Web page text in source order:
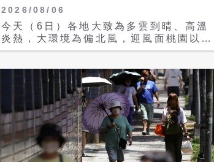
2026/08/06
今天（6日）各地大致為多雲到晴、高溫
炎熱，大環境為偏北風，迎風面桃園以北
及宜蘭地區偶有短暫陣雨，清晨到上午中
地區及其他山區有局部短暫雷陣雨，尤其
山區有局部大雨出現的機率，請注意午後
天氣變化並攜帶雨具備用。 氣溫方面，
各地高溫普遍在攝氏32至35度，局部仍
會來到36度或以上，尤其宜蘭及花蓮可
能有局部焚風發生，紫外線也偏強，中午
前後可能達到過量級或以上，外出請做好